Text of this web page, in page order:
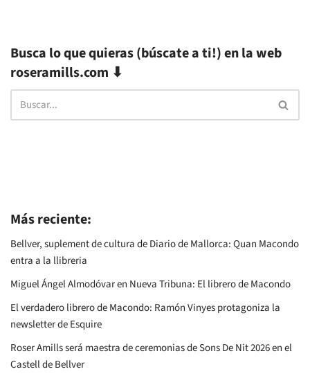
Busca lo que quieras (búscate a ti!) en la web
roseramills.com ⬇
Más reciente:
Bellver, suplement de cultura de Diario de Mallorca: Quan Macondo
entra a la llibreria
Miguel Ángel Almodóvar en Nueva Tribuna: El librero de Macondo
El verdadero librero de Macondo: Ramón Vinyes protagoniza la
newsletter de Esquire
Roser Amills será maestra de ceremonias de Sons De Nit 2026 en el
Castell de Bellver